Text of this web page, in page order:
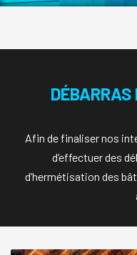
DÉBARRAS
Afin de finaliser nos
d’effectuer des
d’hermétisation des